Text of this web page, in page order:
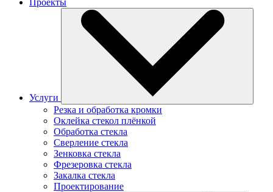
Проекты
Услуги
Резка и обработка кромки
Оклейка стекол плёнкой
Обработка стекла
Сверление стекла
Зенковка стекла
Фрезеровка стекла
Закалка стекла
Проектирование